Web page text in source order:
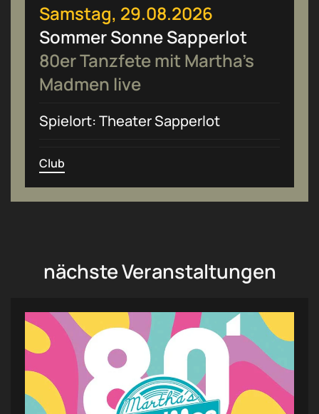
Samstag, 29.08.2026
Sommer Sonne Sapperlot
80er Tanzfete mit Martha’s
Madmen live
Spielort: Theater Sapperlot
Club
nächste Veranstaltungen